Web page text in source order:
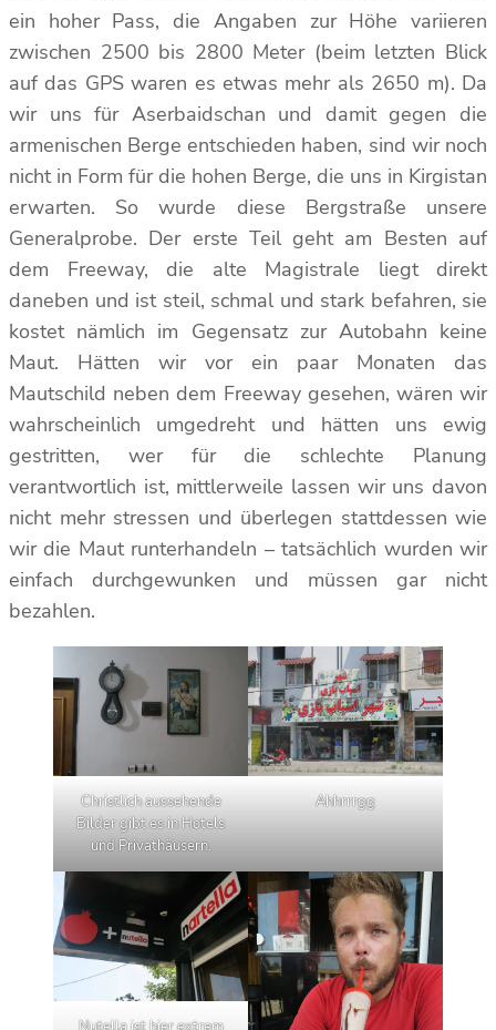
ein hoher Pass, die Angaben zur Höhe variieren
zwischen 2500 bis 2800 Meter (beim letzten Blick
auf das GPS waren es etwas mehr als 2650 m). Da
wir uns für Aserbaidschan und damit gegen die
armenischen Berge entschieden haben, sind wir noch
nicht in Form für die hohen Berge, die uns in Kirgistan
erwarten. So wurde diese Bergstraße unsere
Generalprobe. Der erste Teil geht am Besten auf
dem Freeway, die alte Magistrale liegt direkt
daneben und ist steil, schmal und stark befahren, sie
kostet nämlich im Gegensatz zur Autobahn keine
Maut. Hätten wir vor ein paar Monaten das
Mautschild neben dem Freeway gesehen, wären wir
wahrscheinlich umgedreht und hätten uns ewig
gestritten, wer für die schlechte Planung
verantwortlich ist, mittlerweile lassen wir uns davon
nicht mehr stressen und überlegen stattdessen wie
wir die Maut runterhandeln – tatsächlich wurden wir
einfach durchgewunken und müssen gar nicht
bezahlen.
Christlich aussehende
Bilder gibt es in Hotels
und Privathäusern.
Ahhrrrgg